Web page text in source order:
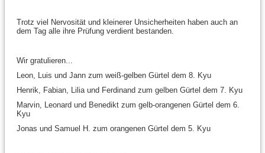
Trotz viel Nervosität und kleinerer Unsicherheiten haben auch an
dem Tag alle ihre Prüfung verdient bestanden.
Wir gratulieren...
Leon, Luis und Jann zum weiß-gelben Gürtel dem 8. Kyu
Henrik, Fabian, Lilia und Ferdinand zum gelben Gürtel dem 7. Kyu
Marvin, Leonard und Benedikt zum gelb-orangenen Gürtel dem 6.
Kyu
Jonas und Samuel H. zum orangenen Gürtel dem 5. Kyu